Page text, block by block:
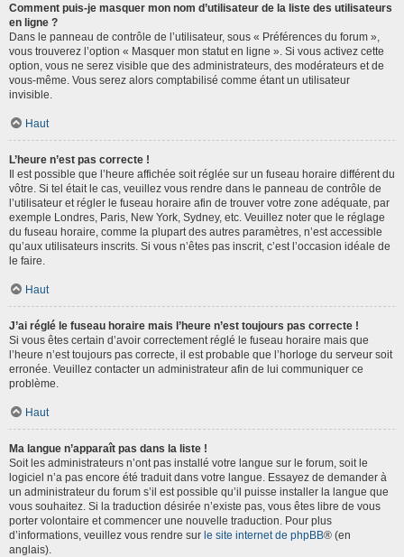
Comment puis-je masquer mon nom d’utilisateur de la liste des utilisateurs
en ligne ?
Dans le panneau de contrôle de l’utilisateur, sous « Préférences du forum »,
vous trouverez l’option « Masquer mon statut en ligne ». Si vous activez cette
option, vous ne serez visible que des administrateurs, des modérateurs et de
vous-même. Vous serez alors comptabilisé comme étant un utilisateur
invisible.
Haut
L’heure n’est pas correcte !
Il est possible que l’heure affichée soit réglée sur un fuseau horaire différent du
vôtre. Si tel était le cas, veuillez vous rendre dans le panneau de contrôle de
l’utilisateur et régler le fuseau horaire afin de trouver votre zone adéquate, par
exemple Londres, Paris, New York, Sydney, etc. Veuillez noter que le réglage
du fuseau horaire, comme la plupart des autres paramètres, n’est accessible
qu’aux utilisateurs inscrits. Si vous n’êtes pas inscrit, c’est l’occasion idéale de
le faire.
Haut
J’ai réglé le fuseau horaire mais l’heure n’est toujours pas correcte !
Si vous êtes certain d’avoir correctement réglé le fuseau horaire mais que
l’heure n’est toujours pas correcte, il est probable que l’horloge du serveur soit
erronée. Veuillez contacter un administrateur afin de lui communiquer ce
problème.
Haut
Ma langue n’apparaît pas dans la liste !
Soit les administrateurs n’ont pas installé votre langue sur le forum, soit le
logiciel n’a pas encore été traduit dans votre langue. Essayez de demander à
un administrateur du forum s’il est possible qu’il puisse installer la langue que
vous souhaitez. Si la traduction désirée n’existe pas, vous êtes libre de vous
porter volontaire et commencer une nouvelle traduction. Pour plus
d’informations, veuillez vous rendre sur le site internet de phpBB® (en
anglais).